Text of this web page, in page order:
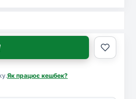
Як працює кешбек?